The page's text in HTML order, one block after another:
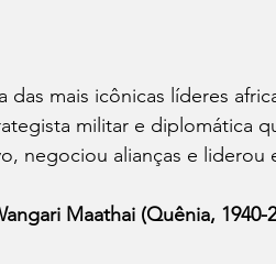
das mais icônicas líderes
militar e diplomática
negociou alianças e
Maathai (Quênia, 1940-